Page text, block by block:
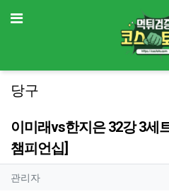
메뉴
당구
이미래vs한지은 32강 3세
챔피언십]
작성자 정보
관리자작성